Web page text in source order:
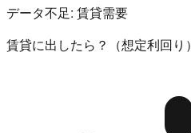
データ不足: 賃貸需要
賃貸に出したら？（想定利回り）